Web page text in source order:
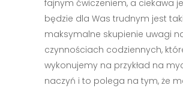
fajnym ćwiczeniem, a ciekawa
będzie dla Was trudnym jest
maksymalne skupienie uwagi
czynnościach codziennych,
wykonujemy na przykład na
naczyń i to polega na tym, że